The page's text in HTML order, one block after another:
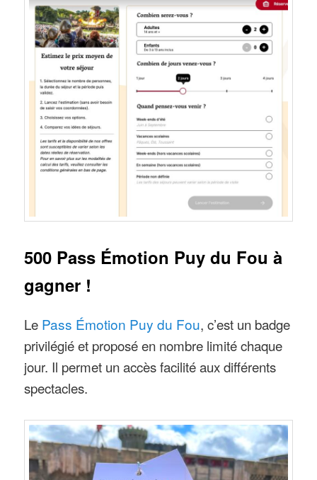
500 Pass Émotion Puy du Fou à
gagner !
Le Pass Émotion Puy du Fou, c’est un badge
privilégié et proposé en nombre limité chaque
jour. Il permet un accès facilité aux différents
spectacles.